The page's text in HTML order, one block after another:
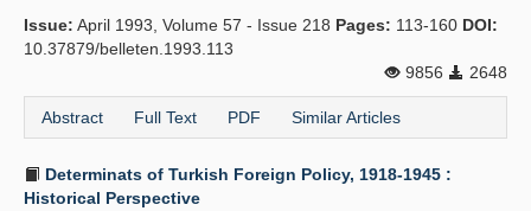
Issue: April 1993, Volume 57 - Issue 218 Pages: 113-160 DOI:
10.37879/belleten.1993.113
9856
2648
Abstract Full Text PDF Similar Articles
Determinats of Turkish Foreign Policy, 1918-1945 :
Historical Perspective